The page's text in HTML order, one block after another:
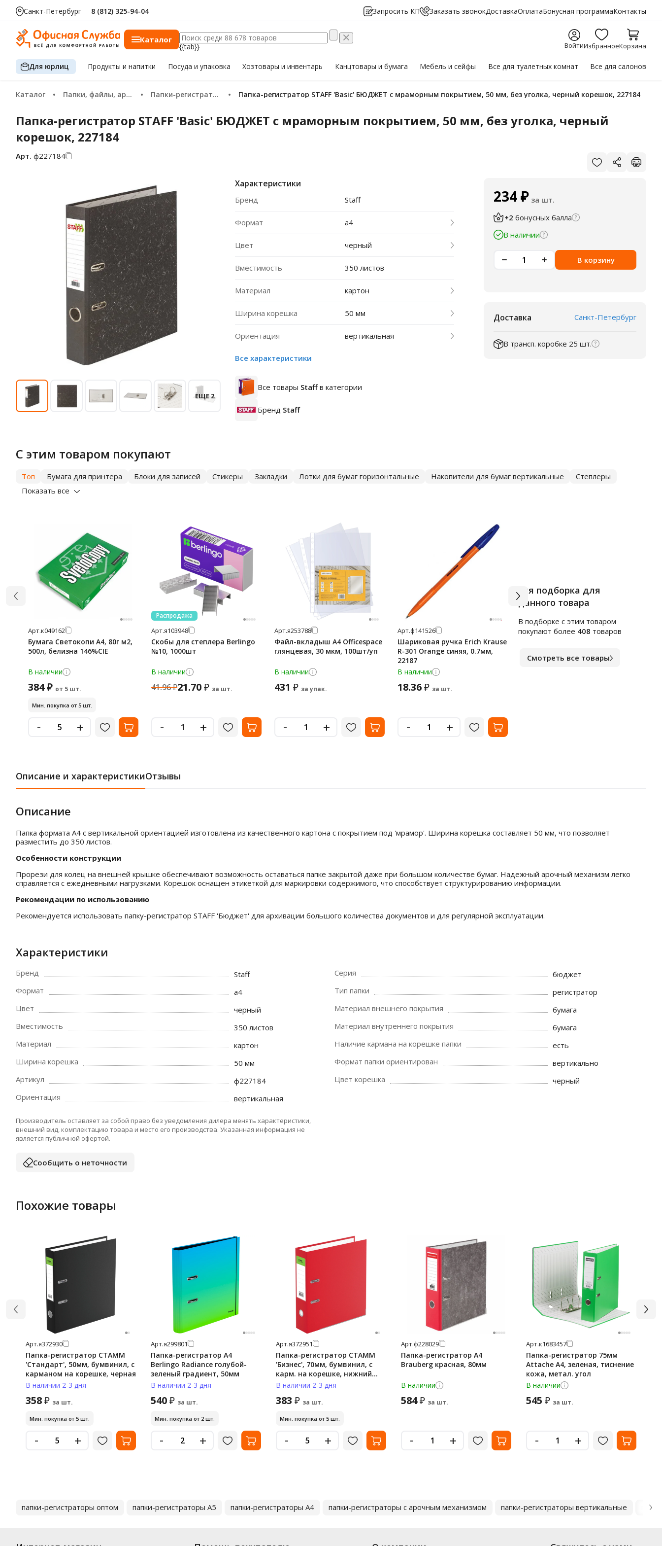
Санкт-Петербург 8 (812) 325-94-04 Запросить КП Заказать звонокДоставкаОплатаБонусная программаКонтакты
Каталог
{{tab}} ВойтиИзбранноеКорзина
Для юрлиц Продуктыи напитки Посуда и упаковка Хозтоварыи инвентарь Канцтовары и бумага Мебельи сейфы Все для туалетных комнат Все для салонов
Каталог Папки, файлы, архивация Папки-регистраторы Папка-регистратор STAFF 'Basic' БЮДЖЕТ с мраморным покрытием, 50 мм, без уголка, черный корешок, 227184
Папка-регистратор STAFF 'Basic' БЮДЖЕТ с мраморным покрытием, 50 мм, без уголка, черный
корешок, 227184
Арт. ф227184
ЕЩЕ 2
Характеристики
Бренд Staff
Формат a4
Цвет черный
Вместимость 350 листов
Материал картон
Ширина корешка 50 мм
Ориентация вертикальная
Все характеристики
Все товары Staffв категории
Бренд Staff
234₽ за шт.
+2 бонусных балла
В наличии
В корзину
Доставка Санкт-Петербург
В трансп. коробке 25 шт.
С этим товаром покупают
Топ Бумага для принтера Блоки для записей Стикеры Закладки Лотки для бумаг горизонтальные Накопители для бумаг вертикальные
Степлеры
Показать все
Арт.к049162
Бумага Светокопи А4, 80г м2,
500л, белизна 146%CIE
В наличии
384 ₽ от 5 шт.
Мин. покупка от 5 шт.
- +
Распродажа
Арт.я103948
Скобы для степлера Berlingo
№10, 1000шт
В наличии
41.96₽21.70₽ за шт.
- +
Арт.я253788
Файл-вкладыш А4 Officespace
глянцевая, 30 мкм, 100шт/уп
В наличии
431 ₽ за упак.
- +
Арт.ф141526
Шариковая ручка Erich Krause
R-301 Orange синяя, 0.7мм,
22187
В наличии
18.36₽ за шт.
- +
Арт.я255248
45х12мм, 5цветов по 20
Вся подборка для
данного товара
В подборке c этим товаром
покупают более 408 товаров
Смотреть все товары
Описание и характеристикиОтзывы
Описание
Папка формата А4 с вертикальной ориентацией изготовлена из качественного картона с покрытием под 'мрамор'. Ширина корешка составляет 50 мм, что позволяет
разместить до 350 листов.
Особенности конструкции
Прорези для колец на внешней крышке обеспечивают возможность оставаться папке закрытой даже при большом количестве бумаг. Надежный арочный механизм легко
справляется с ежедневными нагрузками. Корешок оснащен этикеткой для маркировки содержимого, что способствует структурированию информации.
Рекомендации по использованию
Рекомендуется использовать папку-регистратор STAFF 'Бюджет' для архивации большого количества документов и для регулярной эксплуатации.
Характеристики
Бренд
Staff
Формат
a4
Цвет
черный
Вместимость
350 листов
Материал
картон
Ширина корешка
50 мм
Артикул
ф227184
Ориентация
вертикальная
Серия
бюджет
Тип папки
регистратор
Материал внешнего покрытия
бумага
Материал внутреннего покрытия
бумага
Наличие кармана на корешке папки
есть
Формат папки ориентирован
вертикально
Цвет корешка
черный
Производитель оставляет за собой право без уведомления дилера менять характеристики,
внешний вид, комплектацию товара и место его производства. Указанная информация не
является публичной офертой.
Сообщить о неточности
Похожие товары
Арт.я372930
Папка-регистратор СТАММ
'Стандарт', 50мм, бумвинил, с
карманом на корешке, черная
В наличии 2-3 дня
358₽ за шт.
Мин. покупка от 5 шт.
- +
Арт.я299801
Папка-регистратор А4
Berlingo Radiance голубой-
зеленый градиент, 50мм
В наличии 2-3 дня
540₽ за шт.
Мин. покупка от 2 шт.
- +
Арт.я372951
Папка-регистратор СТАММ
'Бизнес', 70мм, бумвинил, с
карм. на корешке, нижний
метал. кант, красная
В наличии 2-3 дня
383 ₽ за шт.
Мин. покупка от 5 шт.
- +
Арт.ф228029
Папка-регистратор А4
Brauberg красная, 80мм
В наличии
584₽ за шт.
- +
Арт.к1683457
Папка-регистратор 75мм
Attache А4, зеленая, тиснение
кожа, метал. угол
В наличии
545 ₽ за шт.
- +
папки-регистраторы оптом папки-регистраторы А5 папки-регистраторы А4 папки-регистраторы с арочным механизмом папки-регистраторы вертикальные